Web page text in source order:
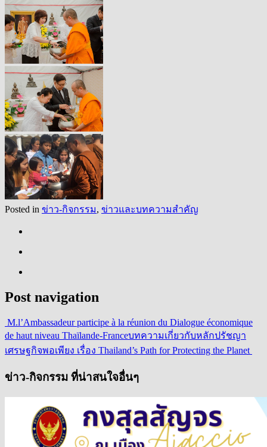
Posted in ข่าว-กิจกรรม, ข่าวและบทความสำคัญ
Post navigation
M.l’Ambassadeur participe à la réunion du Dialogue économique
de haut niveau Thaïlande-Franceบทความเกี่ยวกับหลักปรัชญา
เศรษฐกิจพอเพียง เรื่อง Thailand’s Path for Protecting the Planet
ข่าว-กิจกรรม ที่น่าสนใจอื่นๆ